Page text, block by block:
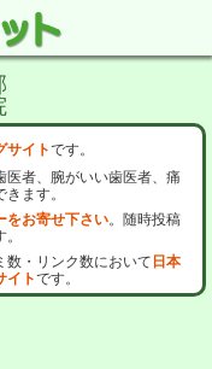
サイトです。
者、腕がいい歯医者、痛
きます。
をお寄せ下さい。随時投稿
数・リンク数において 日本
イトです。